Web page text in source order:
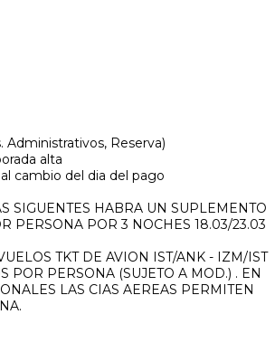
Administrativos, Reserva)
alta
cambio del dia del pago
SIGUENTES HABRA UN SUPLEMENTO
PERSONA POR 3 NOCHES 18.03/23.03
TKT DE AVION IST/ANK - IZM/IST
POR PERSONA (SUJETO A MOD.) . EN
LAS CIAS AEREAS PERMITEN